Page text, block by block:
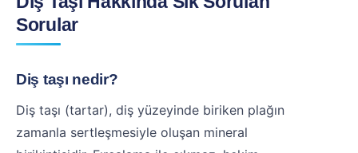
Sorular
Diş taşı nedir?
Diş taşı (tartar), diş yüzeyinde biriken plağın
zamanla sertleşmesiyle oluşan mineral